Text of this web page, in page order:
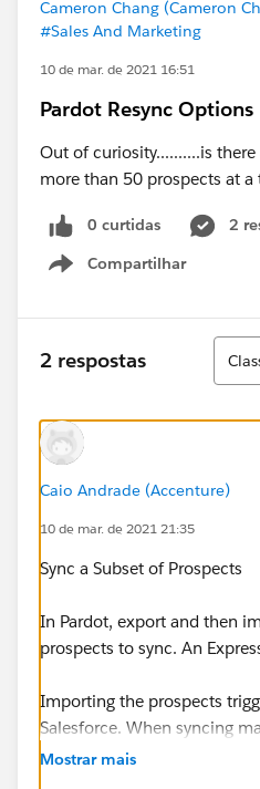
Cameron Chang (Cameron
#Sales And Marketing
10 de mar. de 2021 16:51
Pardot Resync Options
Out of curiosity..........is
more than 50 prospects at a
0 curtidas
2
Compartilhar
Show menu
2 respostas
Caio Andrade (Accenture)
10 de mar. de 2021 21:35
Sync a Subset of Prospects
In Pardot, export and then
prospects to sync. An
Importing the prospects
Salesforce. When syncing
recommend initiating an
Mostrar mais